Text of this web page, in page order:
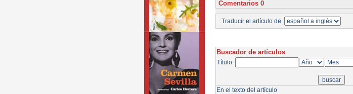
Comentarios 0
Traducir el artículo de
Buscador de artículos
Título:
En el texto del artículo